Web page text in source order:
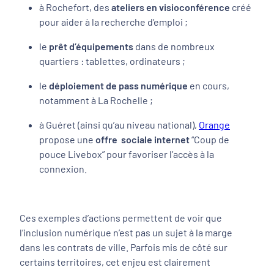
à Rochefort, des ateliers en visioconférence créé
pour aider à la recherche d’emploi ;
le prêt d’équipements dans de nombreux
quartiers : tablettes, ordinateurs ;
le déploiement de pass numérique en cours,
notamment à La Rochelle ;
à Guéret (ainsi qu’au niveau national), Orange
propose une offre sociale internet“Coup de
pouce Livebox” pour favoriser l’accès à la
connexion.
Ces exemples d’actions permettent de voir que
l’inclusion numérique n’est pas un sujet à la marge
dans les contrats de ville. Parfois mis de côté sur
certains territoires, cet enjeu est clairement